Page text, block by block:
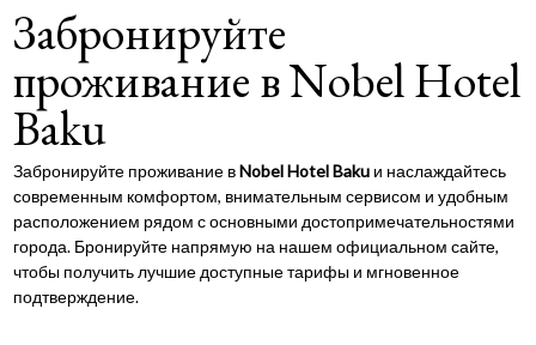
Забронируйте
проживание в Nobel Hotel
Baku
Забронируйте проживание вNobel Hotel Baku и наслаждайтесь
современным комфортом, внимательным сервисом и удобным
расположением рядом с основными достопримечательностями
города. Бронируйте напрямую на нашем официальном сайте,
чтобы получить лучшие доступные тарифы и мгновенное
подтверждение.